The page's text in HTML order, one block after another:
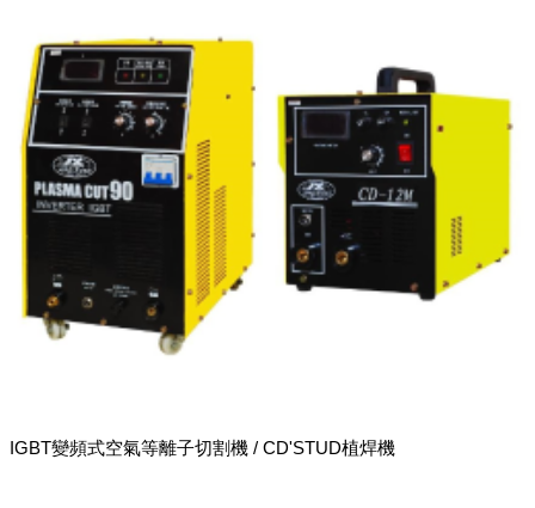
IGBT變頻式空氣等離子切割機 / CD'STUD植焊機